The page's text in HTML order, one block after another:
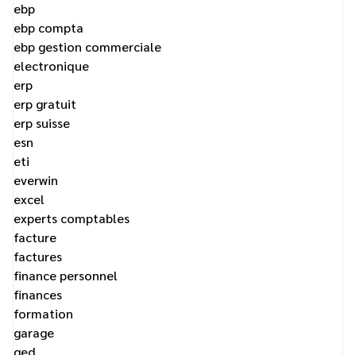
ebp
ebp compta
ebp gestion commerciale
electronique
erp
erp gratuit
erp suisse
esn
eti
everwin
excel
experts comptables
facture
factures
finance personnel
finances
formation
garage
ged